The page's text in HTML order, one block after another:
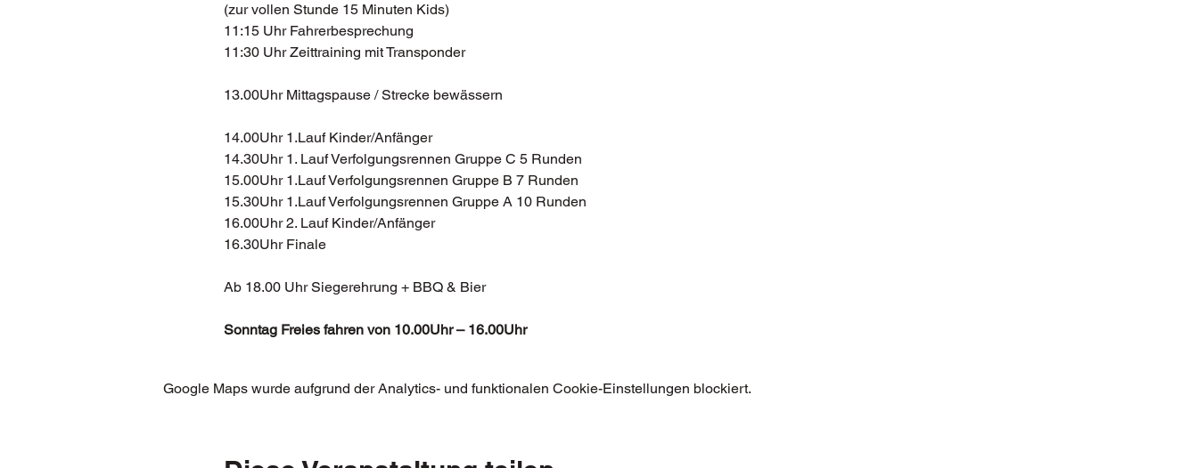
(zur vollen Stunde 15 Minuten Kids)
11:15 Uhr Fahrerbesprechung
11:30 Uhr Zeittraining mit Transponder
13.00Uhr Mittagspause / Strecke bewässern
14.00Uhr 1.Lauf Kinder/Anfänger
14.30Uhr 1. Lauf Verfolgungsrennen Gruppe C 5 Runden
15.00Uhr 1.Lauf Verfolgungsrennen Gruppe B 7 Runden
15.30Uhr 1.Lauf Verfolgungsrennen Gruppe A 10 Runden
16.00Uhr 2. Lauf Kinder/Anfänger
16.30Uhr Finale
Ab 18.00 Uhr Siegerehrung + BBQ & Bier
Sonntag Freies fahren von 10.00Uhr – 16.00Uhr
Google Maps wurde aufgrund der Analytics- und funktionalen Cookie-Einstellungen blockiert.